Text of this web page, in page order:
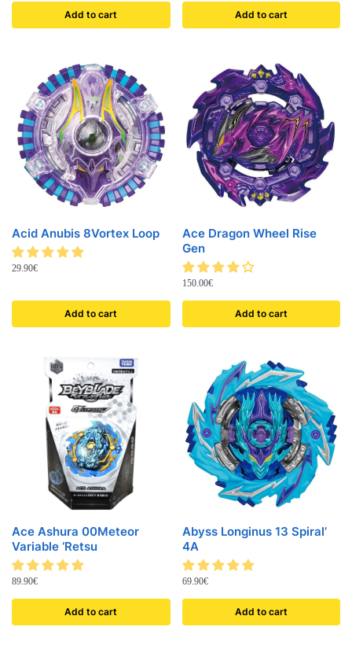
Add to cart Add to cart
Acid Anubis 8Vortex Loop
29.90€
Add to cart
Ace Dragon Wheel Rise
Gen
150.00€
Add to cart
Ace Ashura 00Meteor
Variable ‘Retsu
89.90€
Add to cart
Abyss Longinus 13 Spiral’
4A
69.90€
Add to cart